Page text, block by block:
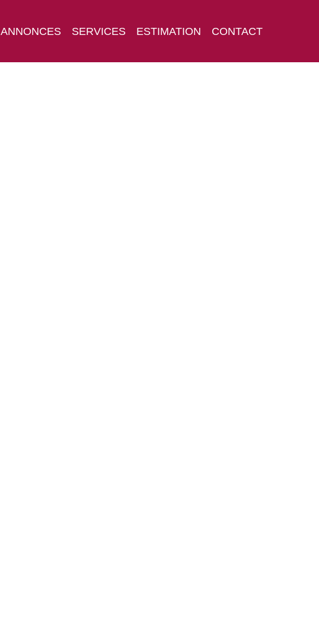
ANNONCES SERVICES ESTIMATION CONTACT